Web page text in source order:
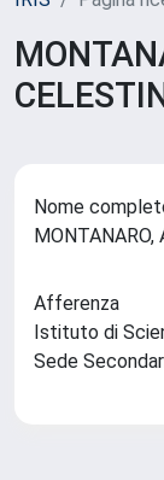
Nome
MONTANARO,
Afferenza
Istituto di
Sede